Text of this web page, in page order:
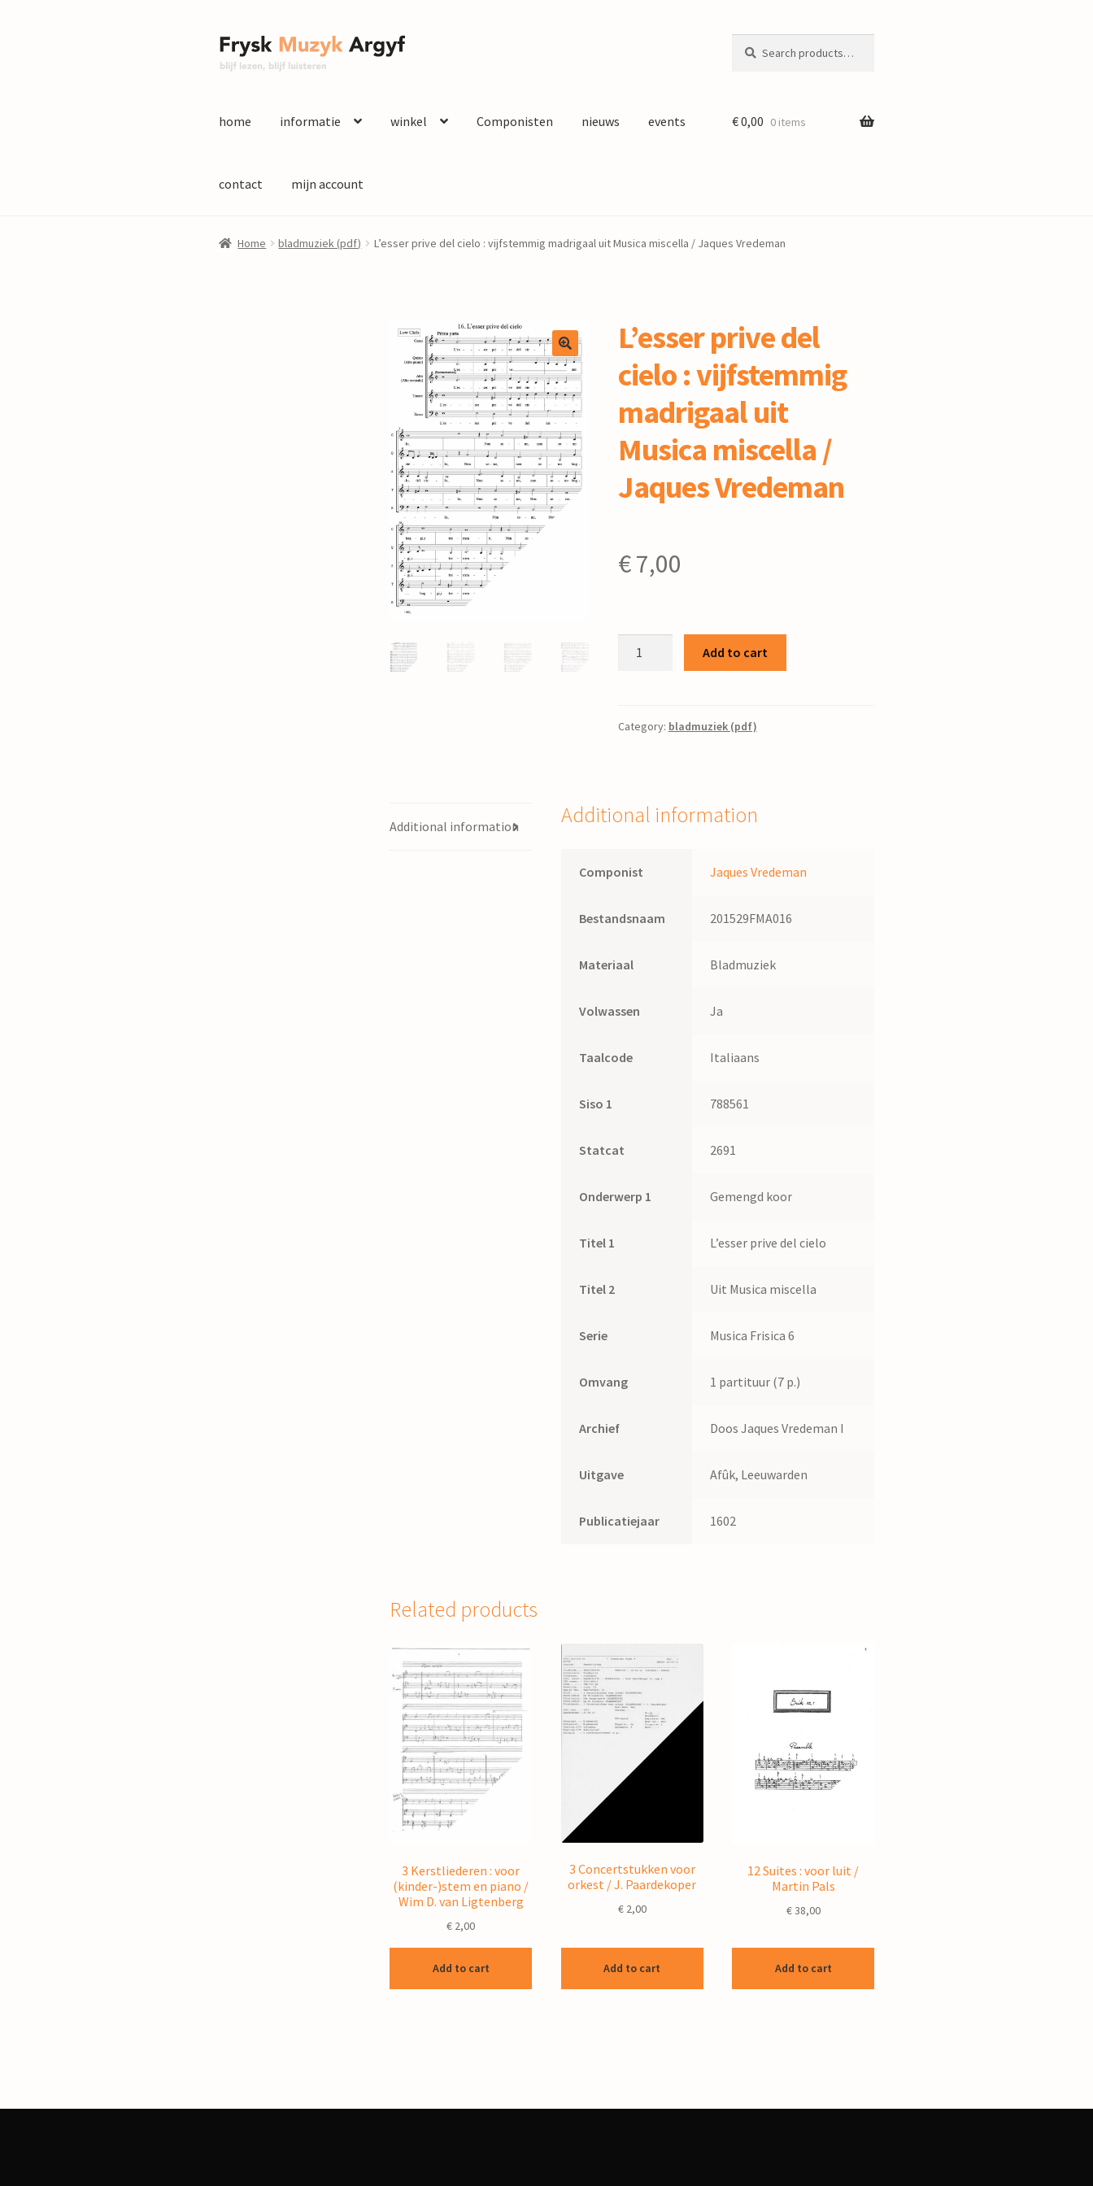
Ga
door
Ga
naar
for:
home informatie winkel Componisten nieuws events
contact mijn account
€0,00 0 items
Home bladmuziek (pdf) L’esser prive del cielo : vijfstemmig madrigaal uit Musica miscella / Jaques Vredeman
L’esser prive del
cielo : vijfstemmig
madrigaal uit
Musica miscella /
Jaques Vredeman
€7,00
:
Musica
miscella
Jaques
Add to cart
Category: bladmuziek (pdf)
Additional information Additional information
Componist Jaques Vredeman
Bestandsnaam 201529FMA016
Materiaal Bladmuziek
Volwassen Ja
Taalcode Italiaans
Siso 1 788561
Statcat 2691
Onderwerp 1 Gemengd koor
Titel 1 L’esser prive del cielo
Titel 2 Uit Musica miscella
Serie Musica Frisica 6
Omvang 1 partituur (7 p.)
Archief Doos Jaques Vredeman I
Uitgave Afûk, Leeuwarden
Publicatiejaar 1602
Related products
3 Kerstliederen : voor
(kinder-)stem en piano /
Wim D. van Ligtenberg
€ 2,00
Add to cart
3 Concertstukken voor
orkest / J. Paardekoper
€2,00
Add to cart
12 Suites : voor luit /
Martin Pals
€38,00
Add to cart